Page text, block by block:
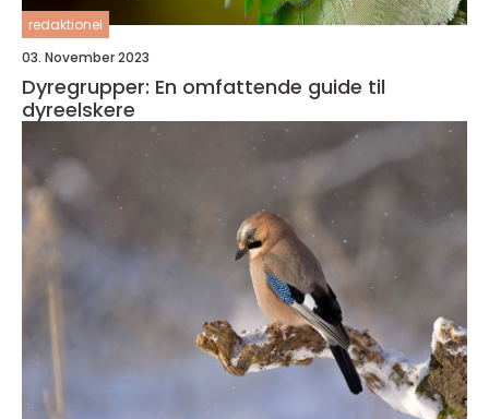
redaktionel
03. November 2023
Dyregrupper: En omfattende guide til
dyreelskere